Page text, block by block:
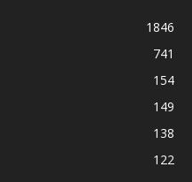
1846
741
154
149
138
122